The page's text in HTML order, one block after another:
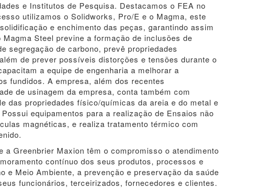
e Institutos de Pesquisa. Destacamos o FEA no
utilizamos o Solidworks, Pro/E e o Magma, este
e enchimento das peças, garantindo assim
Steel previne a formação de inclusões de
segregação de carbono, prevê propriedades
de prever possíveis distorções e tensões durante o
a equipe de engenharia a melhorar a
fundidos. A empresa, além dos recentes
de usinagem da empresa, conta também com
das propriedades físico/químicas da areia e do metal e
equipamentos para a realização de Ensaios não
magnéticas, e realiza tratamento térmico com
Greenbrier Maxion têm o compromisso o atendimento
contínuo dos seus produtos, processos e
e Meio Ambiente, a prevenção e preservação da saúde
funcionários, terceirizados, fornecedores e clientes.